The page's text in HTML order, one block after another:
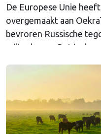
De Europese Unie
overgemaakt aan
bevroren Russische
miljard euro. Dat is de
Euroclear parkeerde.